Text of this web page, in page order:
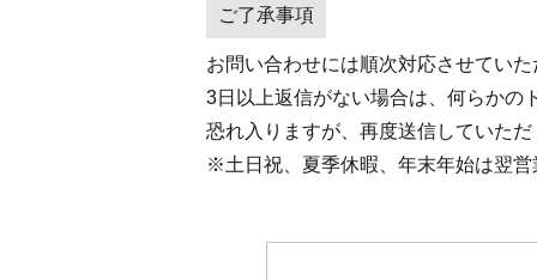
ご了承事項
お問い合わせには順次対応させてい
3日以上返信がない場合は、何らかの
恐れ入りますが、再度送信していた
※土日祝、夏季休暇、年末年始は翌